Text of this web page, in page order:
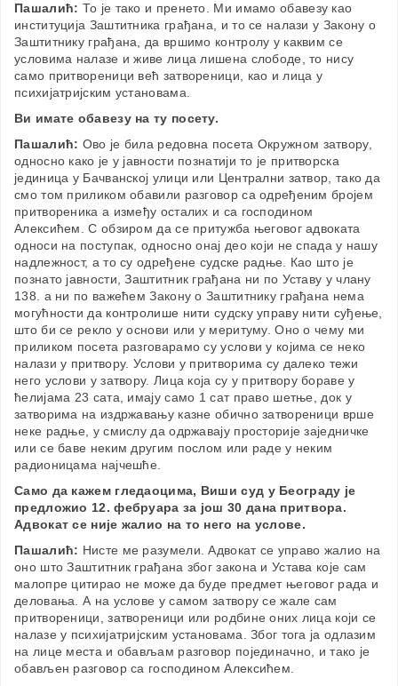
Пашалић: То је тако и пренето. Ми имамо обавезу као
институција Заштитника грађана, и то се налази у Закону о
Заштитнику грађана, да вршимо контролу у каквим се
условима налазе и живе лица лишена слободе, то нису
само притвореници већ затвореници, као и лица у
психијатријским установама.
Ви имате обавезу на ту посету.
Пашалић: Ово је била редовна посета Окружном затвору,
односно како је у јавности познатији то је притворска
јединица у Бачванској улици или Централни затвор, тако да
смо том приликом обавили разговор са одређеним бројем
притвореника а између осталих и са господином
Алексићем. С обзиром да се притужба његовог адвоката
односи на поступак, односно онај део који не спада у нашу
надлежност, а то су одређене судске радње. Као што је
познато јавности, Заштитник грађана ни по Уставу у члану
138. а ни по важећем Закону о Заштитнику грађана нема
могућности да контролише нити судску управу нити суђење,
што би се рекло у основи или у меритуму. Оно о чему ми
приликом посета разговарамо су услови у којима се неко
налази у притвору. Услови у притворима су далеко тежи
него услови у затвору. Лица која су у притвору бораве у
ћелијама 23 сата, имају само 1 сат право шетње, док у
затворима на издржавању казне обично затвореници врше
неке радње, у смислу да одржавају просторије заједничке
или се баве неким другим послом или раде у неким
радионицама најчешће.
Само да кажем гледаоцима, Виши суд у Београду је
предложио 12. фебруара за још 30 дана притвора.
Адвокат се није жалио на то него на услове.
Пашалић: Нисте ме разумели. Адвокат се управо жалио на
оно што Заштитник грађана због закона и Устава које сам
малопре цитирао не може да буде предмет његовог рада и
деловања. А на услове у самом затвору се жале сам
притвореници, затвореници или родбине оних лица који се
налазе у психијатријским установама. Због тога ја одлазим
на лице места и обављам разговор појединачно, и тако је
обављен разговор са господином Алексићем.